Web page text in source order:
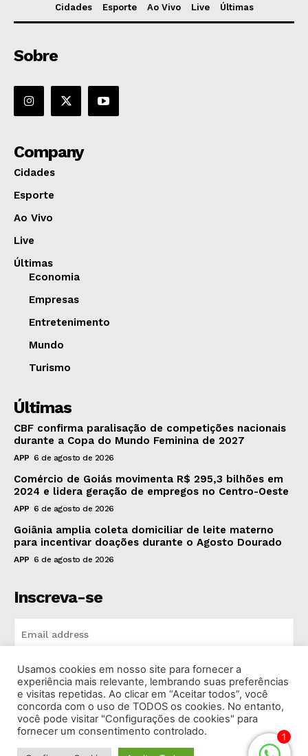
Cidades Esporte Ao Vivo Live Últimas
Sobre
Company
Cidades
Esporte
Ao Vivo
Live
Últimas
Economia
Empresas
Entretenimento
Mundo
Turismo
Últimas
CBF confirma paralisação de competições nacionais
durante a Copa do Mundo Feminina de 2027
APP 6 de agosto de 2026
Comércio de Goiás movimenta R$ 295,3 bilhões em
2024 e lidera geração de empregos no Centro-Oeste
APP 6 de agosto de 2026
Goiânia amplia coleta domiciliar de leite materno
para incentivar doações durante o Agosto Dourado
APP 6 de agosto de 2026
Inscreva-se
INSCREVA-SE
I've read and accept the Privacy Policy.
1
Usamos cookies em nosso site para fornecer a
experiência mais relevante, lembrando suas preferências
e visitas repetidas. Ao clicar em “Aceitar todos”, você
concorda com o uso de TODOS os cookies. No entanto,
você pode visitar "Configurações de cookies" para
fornecer um consentimento controlado.